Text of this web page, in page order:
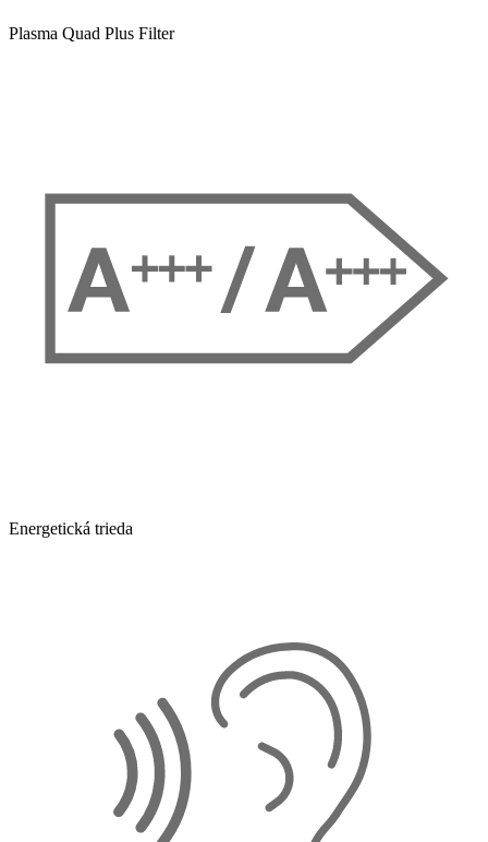
Plasma Quad Plus Filter
Energetická trieda